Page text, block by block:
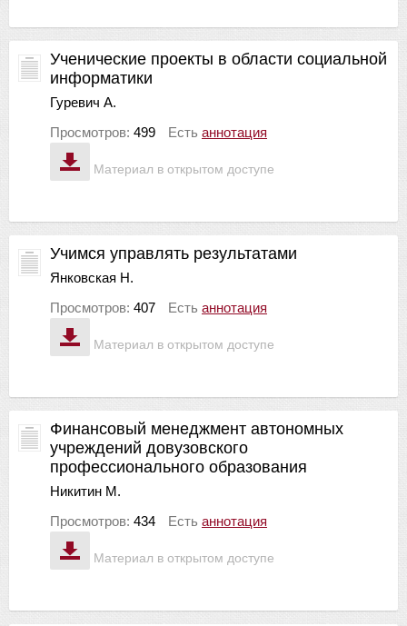
Материал в открытом доступе
Ученические проекты в области социальной
информатики
Гуревич А.
Просмотров: 499 Есть аннотация
Материал в открытом доступе
Учимся управлять результатами
Янковская Н.
Просмотров: 407 Есть аннотация
Материал в открытом доступе
Финансовый менеджмент автономных
учреждений довузовского
профессионального образования
Никитин М.
Просмотров: 434 Есть аннотация